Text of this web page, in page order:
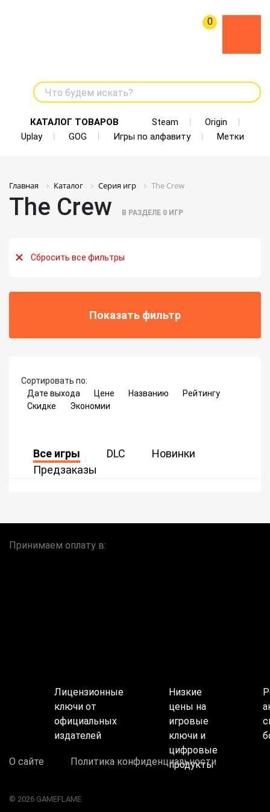
0
Что будем искать?
КАТАЛОГ ТОВАРОВ Steam
Origin
Uplay
GOG Игры по алфавиту Метки
Главная Каталог Серия игр The Crew
The Crew В РАЗДЕЛЕ 0 ИГР
Сбросить все фильтры
Показать фильтр
Сортировать по:
Дате выхода
Цене Названию
Рейтингу
Скидке
Экономии
Все игры DLC
Новинки
Предзаказы
Принимаем оплату в:
Лицензионные
ключи от
официальных
издателей
Низкие
цены на
игровые
ключи и
цифровые
продукты
О сайте Политика конфиденциальности
© 2026 GAMEFLAME